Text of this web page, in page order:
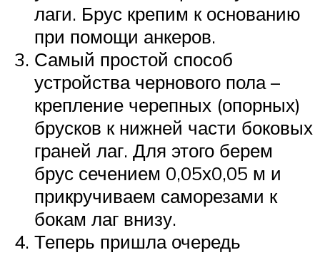
лаги. Брус крепим к основанию
при помощи анкеров.
Самый простой способ
устройства чернового пола –
крепление черепных (опорных)
брусков к нижней части боковых
граней лаг. Для этого берем
брус сечением 0,05х0,05 м и
прикручиваем саморезами к
бокам лаг внизу.
Теперь пришла очередь